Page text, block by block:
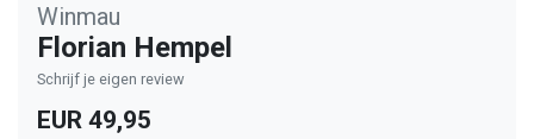
Winmau
Florian Hempel
Schrijf je eigen review
EUR 49,95